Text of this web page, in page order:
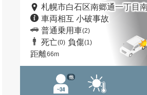
札幌市白石区南郷通一丁目
車両相互 小破事故
普通乗用車(2)
死亡(0) 負傷(1)
距離66m
他